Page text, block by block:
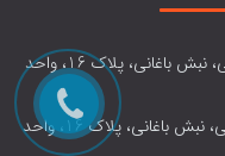
مدیریت: تهران، قلهک، خیابان کدویی، نبش باغانی، پلاک 16، واحد
دفتر فنی: تهران، قلهک، خیابان کدویی، نبش باغانی، پلاک 16، واحد